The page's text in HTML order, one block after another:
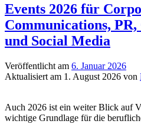
auf
und
Newsrooms
Events 2026 für
Communications,
und Social Media
Veröffentlicht am 6. Januar 2026
Aktualisiert am 1. August 2026 von
Auch 2026 ist ein weiter Blick auf
wichtige Grundlage für die